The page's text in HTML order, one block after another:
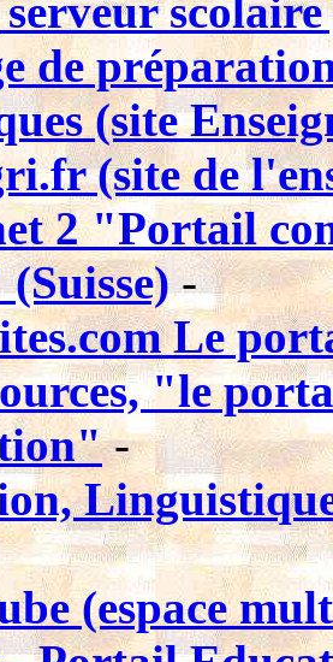
de
(site
(site de
2 "Portail
-
Le
"le
-
(espace